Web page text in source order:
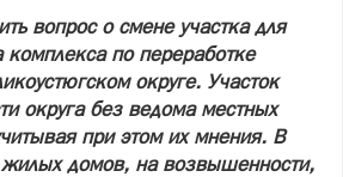
вопрос о смене участка для
комплекса по переработке
округе. Участок
округа без ведома местных
при этом их мнения. В
жилых домов, на возвышенности,